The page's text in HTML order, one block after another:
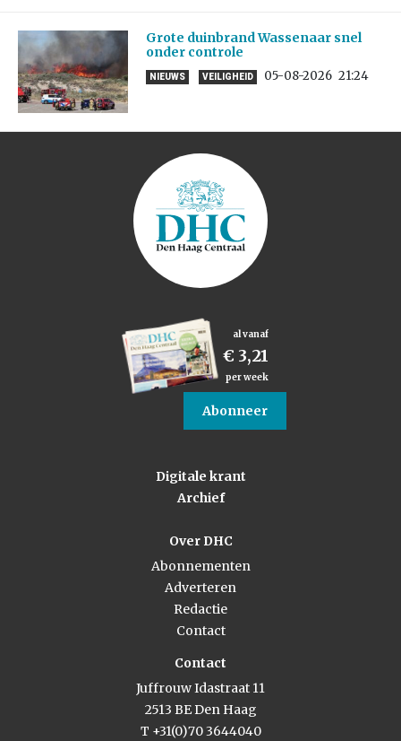
Grote duinbrand Wassenaar snel
onder controle
NIEUWS VEILIGHEID 05-08-2026 21:24
al vanaf
€ 3,21
per week
Abonneer
Digitale krant
Archief
Over DHC
Abonnementen
Adverteren
Redactie
Contact
Contact
Juffrouw Idastraat 11
2513 BE Den Haag
T +31(0)70 3644040